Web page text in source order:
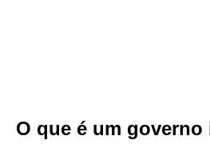
O que é um